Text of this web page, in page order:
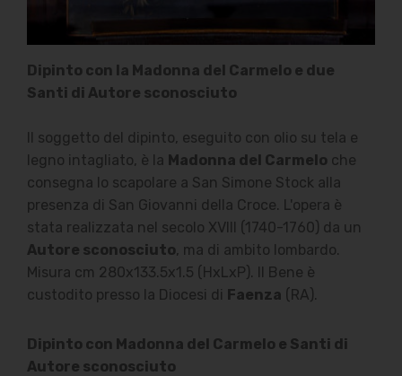
Dipinto con la Madonna del Carmelo e due
Santi di Autore sconosciuto
Il soggetto del dipinto, eseguito con olio su tela e
legno intagliato, è la Madonna del Carmelo che
consegna lo scapolare a San Simone Stock alla
presenza di San Giovanni della Croce. L'opera è
stata realizzata nel secolo XVIII (1740-1760) da un
Autore sconosciuto, ma di ambito lombardo.
Misura cm 280x133.5x1.5 (HxLxP). Il Bene è
custodito presso la Diocesi di Faenza (RA).
Dipinto con Madonna del Carmelo e Santi di
Autore sconosciuto